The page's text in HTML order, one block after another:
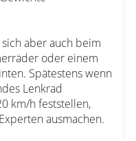
aber auch beim
oder einem
Spätestens wenn
Lenkrad
km/h feststellen,
ausmachen.